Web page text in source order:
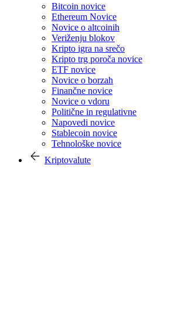
Bitcoin novice
Ethereum Novice
Novice o altcoinih
Veriženju blokov
Kripto igra na srečo
Kripto trg poroča novice
ETF novice
Novice o borzah
Finančne novice
Novice o vdoru
Politične in regulativne
Napovedi novice
Stablecoin novice
Tehnološke novice
Kriptovalute